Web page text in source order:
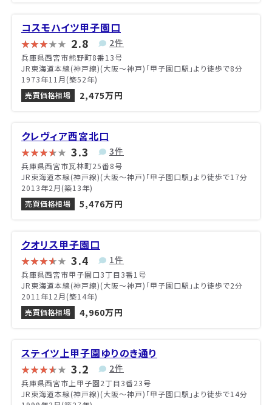
コスモハイツ甲子園口
2.8 2件
兵庫県西宮市熊野町8番13号
JR東海道本線(神戸線)(大阪～神戸)「甲子園口駅」より徒歩で8分
1973年11月(築52年)
売買価格相場
2,475万円
クレヴィア西宮北口
3.3 3件
兵庫県西宮市瓦林町25番8号
JR東海道本線(神戸線)(大阪～神戸)「甲子園口駅」より徒歩で17分
2013年2月(築13年)
売買価格相場
5,476万円
クオリス甲子園口
3.4 1件
兵庫県西宮市甲子園口3丁目3番1号
JR東海道本線(神戸線)(大阪～神戸)「甲子園口駅」より徒歩で2分
2011年12月(築14年)
売買価格相場
4,960万円
ステイツ上甲子園ゆりのき通り
3.2 2件
兵庫県西宮市上甲子園2丁目3番23号
JR東海道本線(神戸線)(大阪～神戸)「甲子園口駅」より徒歩で14分